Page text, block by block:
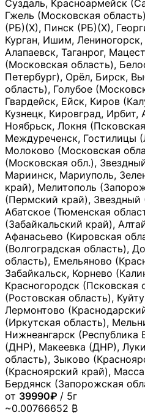
Суздаль, Красноармейск
Гжель (Московская
(РБ)(Х), Пинск (РБ)(Х),
Курган, Ишим,
Алапаевск, Таганрог,
(Московская область),
Петербург), Орёл, Бирск,
область), Голубое
Гвардейск, Ейск, Киров
Кузнецк, Кировград, Ирбит,
Ноябрьск, Локня
Междуреченск, Гостилицы
Молоково (Московская
(Московская обл.),
Мариинск, Мариуполь,
край), Мелитополь
(Пермский край),
Абатское (Тюменская
(Забайкальский край),
Афанасьево (Кировская
(Волгоградская область),
область), Емельяново
Забайкальск, Корнево
Красногородск (Псковская
(Ростовская область),
Лермонтово
(Иркутская область),
Нижнеангарск (Республика
(ДНР), Макеевка (ДНР),
область), Зыково
(Красноярский край),
Бердянск (Запорожская
от 39990₽ / 5г
~0.00766652 ₿